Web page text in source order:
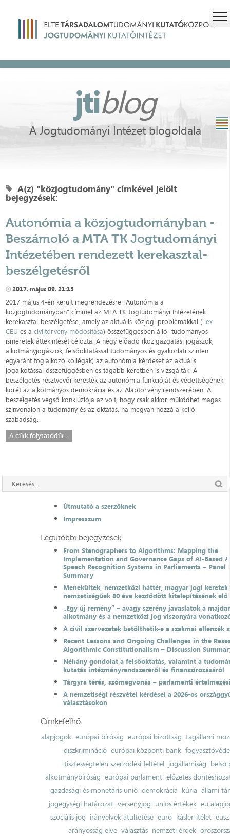
jtiblog
A Jogtudományi Intézet blogoldala
A(z) "közjogtudomány" címkével jelölt
bejegyzések:
Autonómia a közjogtudományban -
Beszámoló a MTA TK Jogtudományi
Intézetében rendezett kerekasztal-
beszélgetésről
2017. május 09. 21:13
2017 május 4-én került megrendezésre „Autonómia a
közjogtudományban” címmel az MTA TK Jogtudományi Intézetének
kerekasztal-beszélgetése, amely az aktuális közjogi problémákkal ( lex
CEU és aciviltörvény módosítása) összefüggésben álló tudományos
ismeretek áttekintését célozta. A négy előadó (közigazgatási jogászok,
alkotmányjogászok, felsőoktatással tudományos és gyakorlati szinten
egyaránt foglalkozó kollégák) az autonómia kérdését az aktuális
jogalkotással összefüggésben és tágabb keretben is vizsgálták. A
beszélgetés résztvevői keresték az autonómia funkcióját és védettségének
körét az alkotmányos demokrácia és az Alaptörvény rendszerében. A
beszélgetés végső konklúziója az volt, hogy csak akkor működhet magas
színvonalon a tudomány és az oktatás, ha megvan hozzá a kellő
szabadság.
A cikk folytatódik...
Útmutató a szerzőknek
Impresszum
Legutóbbi bejegyzések
From Stenographers to Algorithms: Mapping the
Implementation and Governance Gaps of AI-Based
Speech Recognition Systems in Parliaments – Panel
Summary
Menekültek, nemzetközi háttér, magyar jogi
nemzetiségűek 80 éve kezdődött kitelepítésének
„Egy új remény” – avagy szerény javaslatok a
alkotmány és a nemzetközi jog viszonyára
A civil szervezetek betölthetik-e a szakmai ellenzék
Recent Lessons and Ongoing Challenges in the
Algorithmic Constitutionalism – Discussion
Néhány gondolat a felsőoktatás, valamint a
kutatás intézményrendszeréről és finanszírozásáról
Tárgyra térés, szómegvonás – parlamenti
A nemzetiségi részvétel kérdései a 2026-os
választásokon
Címkefelhő
alapjogok európai bíróság európai bizottság tagállami
diszkrimináció európai központi bank
tisztességtelen szerződési feltétel jogállamiság belső
alkotmánybíróság európai parlament előzetes
gazdasági és monetáris unió demokrácia kúria állami
jogegységi határozat versenyjog uniós értékek eu
szociális jog irányelvek átültetése euró kásler-ítélet
arányosság elve választás nemzeti érdek